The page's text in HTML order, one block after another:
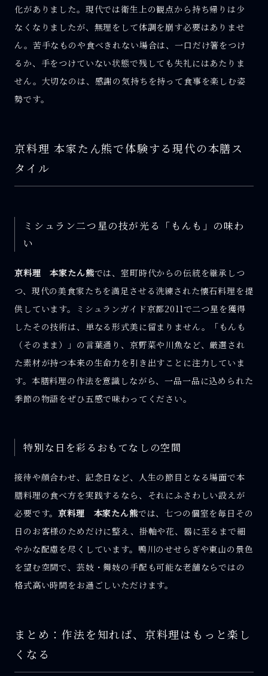
化がありました。現代では衛生上の観点から持ち帰りは少
なくなりましたが、無理をして体調を崩す必要はありませ
ん。苦手なものや食べきれない場合は、一口だけ箸をつけ
るか、手をつけていない状態で残しても失礼にはあたりま
せん。大切なのは、感謝の気持ちを持って食事を楽しむ姿
勢です。
京料理 本家たん熊で体験する現代の本膳ス
タイル
ミシュラン二つ星の技が光る「もんも」の味わ
い
京料理 本家たん熊では、室町時代からの伝統を継承しつ
つ、現代の美食家たちを満足させる洗練された懐石料理を提
供しています。ミシュランガイド京都2011で二つ星を獲得
したその技術は、単なる形式美に留まりません。「もんも
（そのまま）」の言葉通り、京野菜や川魚など、厳選され
た素材が持つ本来の生命力を引き出すことに注力していま
す。本膳料理の作法を意識しながら、一品一品に込められた
季節の物語をぜひ五感で味わってください。
特別な日を彩るおもてなしの空間
接待や顔合わせ、記念日など、人生の節目となる場面で本
膳料理の食べ方を実践するなら、それにふさわしい設えが
必要です。京料理 本家たん熊では、七つの個室を毎日その
日のお客様のためだけに整え、掛軸や花、器に至るまで細
やかな配慮を尽くしています。鴨川のせせらぎや東山の景色
を望む空間で、芸妓・舞妓の手配も可能な老舗ならではの
格式高い時間をお過ごしいただけます。
まとめ：作法を知れば、京料理はもっと楽し
くなる